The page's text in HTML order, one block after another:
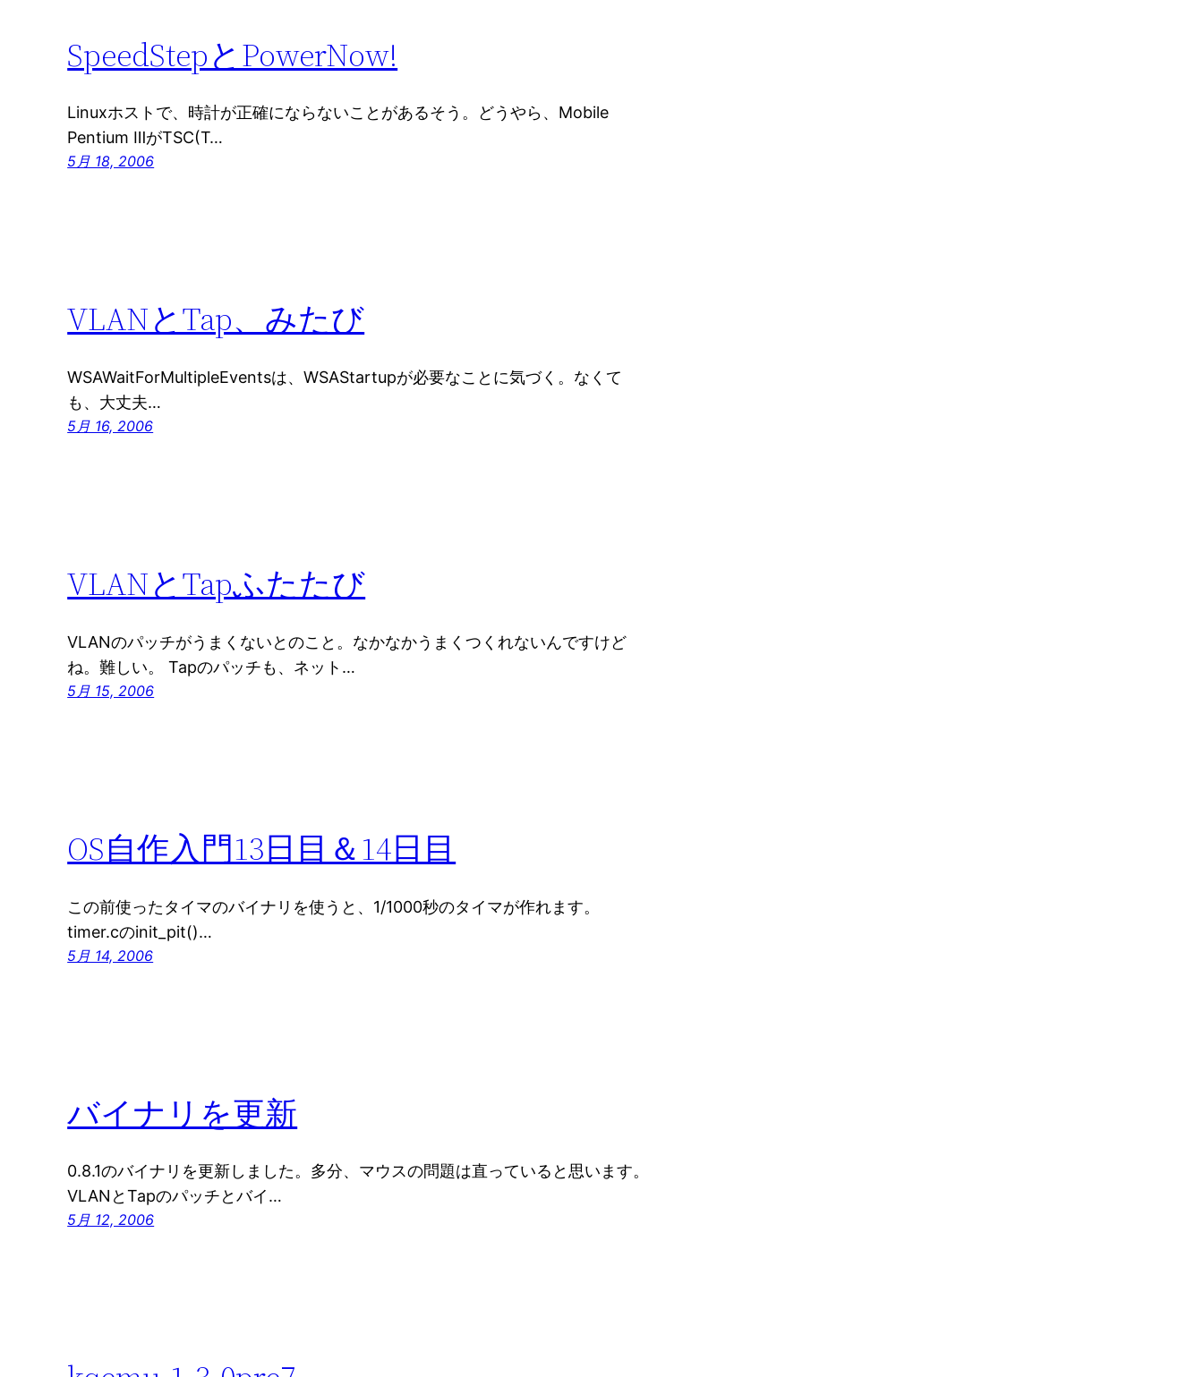
SpeedStepとPowerNow!
Linuxホストで、時計が正確にならないことがあるそう。どうやら、Mobile
Pentium ⅢがTSC(T…
5月 18, 2006
VLANとTap、みたび
WSAWaitForMultipleEventsは、WSAStartupが必要なことに気づく。なくて
も、大丈夫…
5月 16, 2006
VLANとTapふたたび
VLANのパッチがうまくないとのこと。なかなかうまくつくれないんですけど
ね。難しい。 Tapのパッチも、ネット…
5月 15, 2006
OS自作入門13日目＆14日目
この前使ったタイマのバイナリを使うと、1/1000秒のタイマが作れます。
timer.cのinit_pit()…
5月 14, 2006
バイナリを更新
0.8.1のバイナリを更新しました。多分、マウスの問題は直っていると思います。
VLANとTapのパッチとバイ…
5月 12, 2006